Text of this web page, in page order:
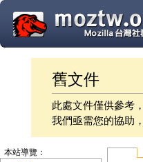
舊文件
此處文件僅供參考
我們亟需您的協助
本站導覽：